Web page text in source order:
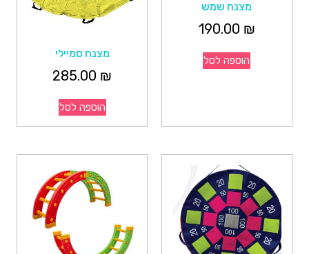
מצנח שמש
190.00 ₪
הוספה לסל
מצנח סמיילי
285.00 ₪
הוספה לסל